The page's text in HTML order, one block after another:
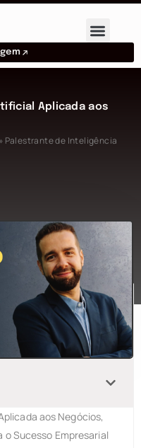
Aplicada aos
» Palestrante de Inteligência
aos Negócios,
o Sucesso Empresarial